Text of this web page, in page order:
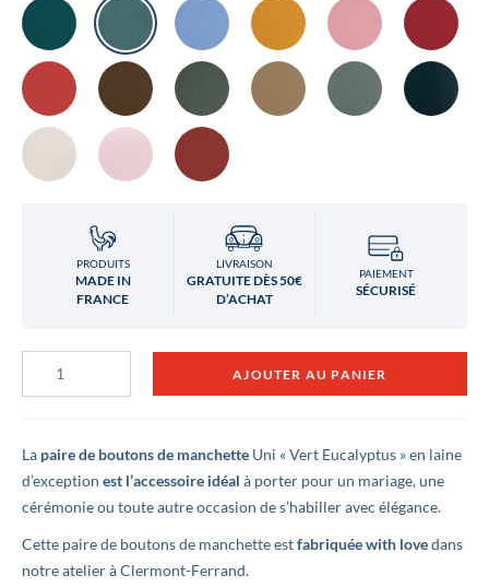
PRODUITS
MADE IN
FRANCE
LIVRAISON
GRATUITE DÈS 50€
D’ACHAT
PAIEMENT
SÉCURISÉ
Boutons
Vert
Eucalyptus
AJOUTER AU PANIER
La paire de boutons de manchette Uni « Vert Eucalyptus » en laine
d’exception est l’accessoire idéal à porter pour un mariage, une
cérémonie ou toute autre occasion de s’habiller avec élégance.
Cette paire de boutons de manchette estfabriquée with lovedans
notre atelier à Clermont-Ferrand.